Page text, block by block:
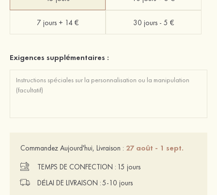
7 jours + 14 € 30 jours - 5 €
Exigences supplémentaires :
Commandez Aujourd'hui, Livraison : 27 août - 1 sept.
TEMPS DE CONFECTION : 15 jours
DÉLAI DE LIVRAISON :5-10 jours